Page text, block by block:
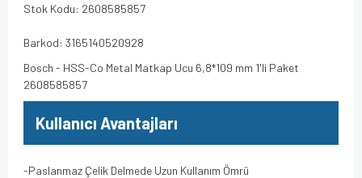
Stok Kodu: 2608585857
Barkod: 3165140520928
Bosch - HSS-Co Metal Matkap Ucu 6,8*109 mm 1'li Paket
2608585857
Kullanıcı Avantajları
-Paslanmaz Çelik Delmede Uzun Kullanım Ömrü